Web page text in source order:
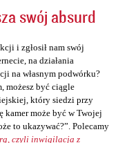
swój absurd
i zgłosił nam swój
na działania
na własnym podwórku?
możesz być ciągle
który siedzi przy
kamer może być w Twojej
to ukazywać?”. Polecamy
czyli inwigilacja z